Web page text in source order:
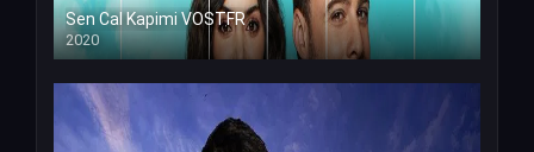
Sen Cal Kapimi VOSTFR
2020